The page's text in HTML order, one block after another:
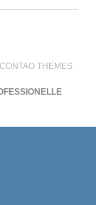
THEMES
W